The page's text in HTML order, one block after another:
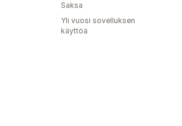
Saksa
Yli vuosi sovelluksen
käyttöä